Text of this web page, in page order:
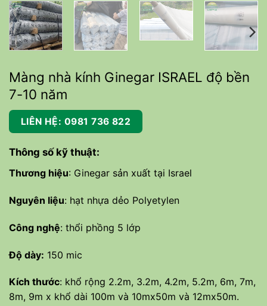
Màng nhà kính Ginegar ISRAEL độ bền
7-10 năm
LIÊN HỆ: 0981 736 822
Thông số kỹ thuật:
Thương hiệu: Ginegar sản xuất tại Israel
Nguyên liệu: hạt nhựa dẻo Polyetylen
Công nghệ: thổi phồng 5 lớp
Độ dày: 150 mic
Kích thước: khổ rộng 2.2m, 3.2m, 4.2m, 5.2m, 6m, 7m,
8m, 9m x khổ dài 100m và 10mx50m và 12mx50m.